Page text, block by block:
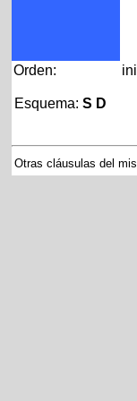
Orden:
Esquema: S D
Otras cláusulas del